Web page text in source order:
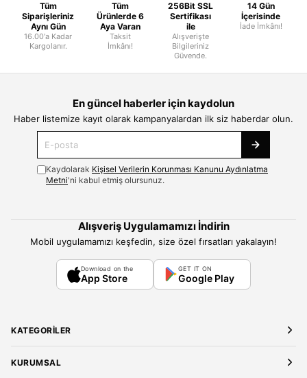
Tüm
Siparişleriniz
Aynı Gün
16.00'a Kadar
Kargolanır.
Tüm
Ürünlerde 6
Aya Varan
Taksit
İmkânı!
256Bit SSL
Sertifikası
ile
Alışverişte
Bilgileriniz
Güvende.
14 Gün
İçerisinde
İade İmkânı!
En güncel haberler için kaydolun
Haber listemize kayıt olarak kampanyalardan ilk siz haberdar olun.
Kaydolarak Kişisel Verilerin Korunması Kanunu Aydınlatma
Metni'ni kabul etmiş olursunuz.
Alışveriş Uygulamamızı İndirin
Mobil uygulamamızı keşfedin, size özel fırsatları yakalayın!
Download on the
App Store
GET IT ON
Google Play
KATEGORILER
KURUMSAL